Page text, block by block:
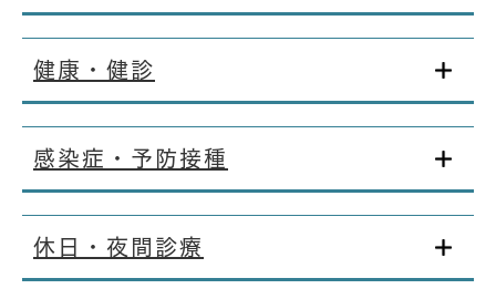
健康・健診
感染症・予防接種
休日・夜間診療